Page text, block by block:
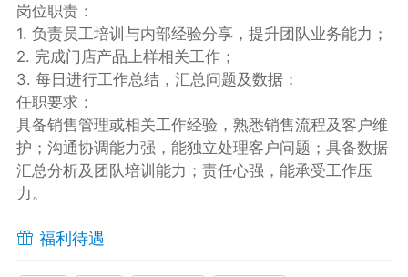
岗位职责：
1. 负责员工培训与内部经验分享，提升团队业务能力；
2. 完成门店产品上样相关工作；
3. 每日进行工作总结，汇总问题及数据；
任职要求：
具备销售管理或相关工作经验，熟悉销售流程及客户维
护；沟通协调能力强，能独立处理客户问题；具备数据
汇总分析及团队培训能力；责任心强，能承受工作压
力。
福利待遇